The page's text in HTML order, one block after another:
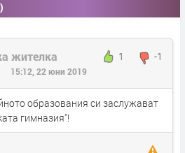
жителка 1 -1
15:12, 22 юни 2019
образования си заслужават
гимназия"!